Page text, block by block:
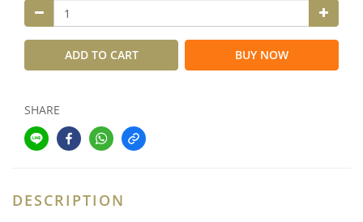
ADD TO CART BUY NOW
SHARE
DESCRIPTION